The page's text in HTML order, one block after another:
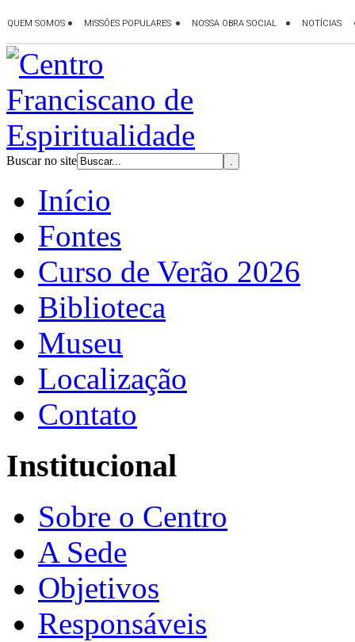
Buscar no site
Início
Fontes
Curso de Verão 2026
Biblioteca
Museu
Localização
Contato
Institucional
Sobre o Centro
A Sede
Objetivos
Responsáveis